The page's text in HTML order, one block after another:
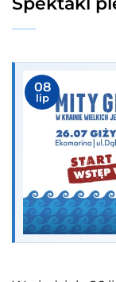
08
lip